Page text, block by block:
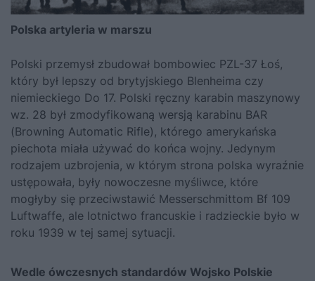
Polska artyleria w marszu
Polski przemysł zbudował bombowiec PZL-37 Łoś,
który był lepszy od brytyjskiego Blenheima czy
niemieckiego Do 17. Polski ręczny karabin maszynowy
wz. 28 był zmodyfikowaną wersją karabinu BAR
(Browning Automatic Rifle), którego amerykańska
piechota miała używać do końca wojny. Jedynym
rodzajem uzbrojenia, w którym strona polska wyraźnie
ustępowała, były nowoczesne myśliwce, które
mogłyby się przeciwstawić Messerschmittom Bf 109
Luftwaffe, ale lotnictwo francuskie i radzieckie było w
roku 1939 w tej samej sytuacji.
Wedle ówczesnych standardów Wojsko Polskie